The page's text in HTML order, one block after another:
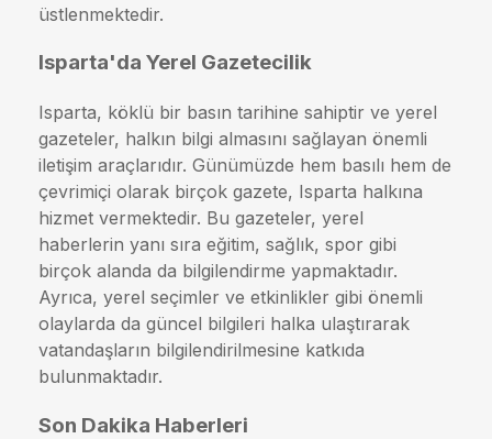
üstlenmektedir.
Isparta'da Yerel Gazetecilik
Isparta, köklü bir basın tarihine sahiptir ve yerel
gazeteler, halkın bilgi almasını sağlayan önemli
iletişim araçlarıdır. Günümüzde hem basılı hem de
çevrimiçi olarak birçok gazete, Isparta halkına
hizmet vermektedir. Bu gazeteler, yerel
haberlerin yanı sıra eğitim, sağlık, spor gibi
birçok alanda da bilgilendirme yapmaktadır.
Ayrıca, yerel seçimler ve etkinlikler gibi önemli
olaylarda da güncel bilgileri halka ulaştırarak
vatandaşların bilgilendirilmesine katkıda
bulunmaktadır.
Son Dakika Haberleri